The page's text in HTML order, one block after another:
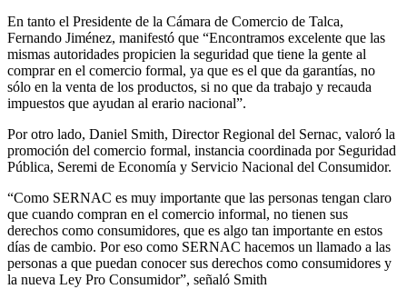
En tanto el Presidente de la Cámara de Comercio de Talca,
Fernando Jiménez, manifestó que “Encontramos excelente que las
mismas autoridades propicien la seguridad que tiene la gente al
comprar en el comercio formal, ya que es el que da garantías, no
sólo en la venta de los productos, si no que da trabajo y recauda
impuestos que ayudan al erario nacional”.
Por otro lado, Daniel Smith, Director Regional del Sernac, valoró la
promoción del comercio formal, instancia coordinada por Seguridad
Pública, Seremi de Economía y Servicio Nacional del Consumidor.
“Como SERNAC es muy importante que las personas tengan claro
que cuando compran en el comercio informal, no tienen sus
derechos como consumidores, que es algo tan importante en estos
días de cambio. Por eso como SERNAC hacemos un llamado a las
personas a que puedan conocer sus derechos como consumidores y
la nueva Ley Pro Consumidor”, señaló Smith